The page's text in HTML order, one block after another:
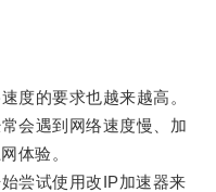
的要求也越来越高。
会遇到网络速度慢、加
体验。
尝试使用改IP加速器来